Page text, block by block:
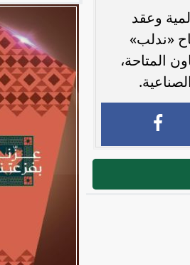
وعقد
«ندلب»
المتاحة،